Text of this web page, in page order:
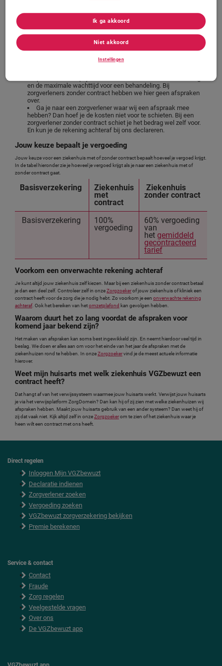
Voordelen van gecontracteerde zorg
Kiezen voor een ziekenhuis of kliniek waar wij afspraken mee hebben, heeft een aantal
voordelen:
ziekenhuis of kliniek zonder contract moet je vaak een deel zelf
en de maximale wachttijd voor een behandeling. Bij
zorgverleners zonder contract hebben we hier geen afspraken
over.
Ga je naar een zorgverlener waar wij een afspraak mee
hebben? Dan hoef je de kosten niet voor te schieten. Bij een
zorgverlener zonder contract schiet je het bedrag wel zelf voor.
En kun je de rekening achteraf bij ons declareren.
Jouw keuze bepaalt je vergoeding
Jouw keuze voor een ziekenhuis met of zonder contract bepaalt hoeveel je vergoed krijgt.
In de tabel hieronder zie je hoeveel je vergoed krijgt als je naar een ziekenhuis met of
zonder contract gaat.
Basisverzekering Ziekenhuis
met
contract
Ziekenhuis
zonder contract
Basisverzekering 100%
vergoeding
60% vergoeding
van
het gemiddeld
gecontracteerd
tarief
Voorkom een onverwachte rekening achteraf
Je kunt altijd jouw ziekenhuis zelf kiezen. Maar bij een ziekenhuis zonder contract betaal
je dan een deel zelf. Controleer zelf in onzeZorgzoekerof jouw ziekenhuis of kliniek een
contract heeft voor de zorg die je nodig hebt. Zo voorkom je een onverwachte rekening
achteraf. Ook het bereiken van hetomzetplafond kan gevolgen hebben.
Waarom duurt het zo lang voordat de afspraken voor
komend jaar bekend zijn?
Het maken van afspraken kan soms best ingewikkeld zijn. En neemt hierdoor veel tijd in
beslag. We doen er alles aan om voor het einde van het jaar de afspraken met de
ziekenhuizen rond te hebben. In onzeZorgzoekervind je de meest actuele informatie
hierover.
Weet mijn huisarts met welk ziekenhuis VGZbewuzt een
contract heeft?
Dat hangt af van het verwijssysteem waarmee jouw huisarts werkt. Verwijst jouw huisarts
je via het verwijsplatform ZorgDomein? Dan kan hij of zij zien met welke ziekenhuizen wij
afspraken hebben. Maakt jouw huisarts gebruik van een ander systeem? Dan weet hij of
zij dat vaak niet. Kijk altijd zelf in onzeZorgzoekerom te zien of het ziekenhuis waar je
heen wilt een contract met ons heeft.
Direct regelen
Inloggen Mijn VGZbewuzt
Declaratie indienen
Zorgverlener zoeken
Vergoeding zoeken
VGZbewuzt zorgverzekering bekijken
Premie berekenen
Service & contact
Contact
Fraude
Zorg regelen
Veelgestelde vragen
Over ons
De VGZbewuzt app
Instellingen
Niet akkoord
Ik ga akkoord